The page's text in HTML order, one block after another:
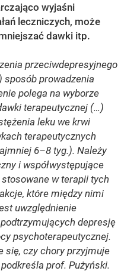
wyjaśni
leczniczych, może
dawki itp.
przeciwdepresyjnego
sposób prowadzenia
polega na wyborze
terapeutycznej (…)
leku we krwi
terapeutycznych
6–8 tyg.). Należy
i współwystępujące
w terapii tych
które między nimi
uwzględnienie
depresję
psychoterapeutycznej.
się, czy chory przyjmuje
prof. Pużyński.